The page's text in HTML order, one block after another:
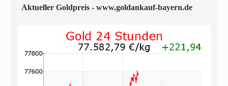
Aktueller Goldpreis - www.goldankauf-bayern.de